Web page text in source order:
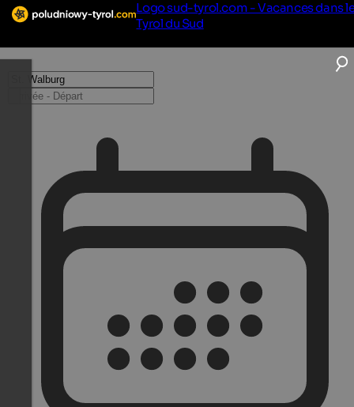
Logo sud-tyrol.com - Vacances dans
Tyrol du Sud